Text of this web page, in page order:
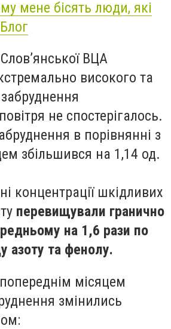
мене бісять люди, які
Слов’янської ВЦА
високого та
не спостерігалось.
в порівнянні з
збільшився на 1,14 од.
концентрації шкідливих
перевищували гранично
на 1,6 рази по
азоту та фенолу.
місяцем
змінились